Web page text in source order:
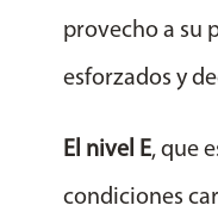
provecho a su
esforzados y
El nivel E, que
condiciones